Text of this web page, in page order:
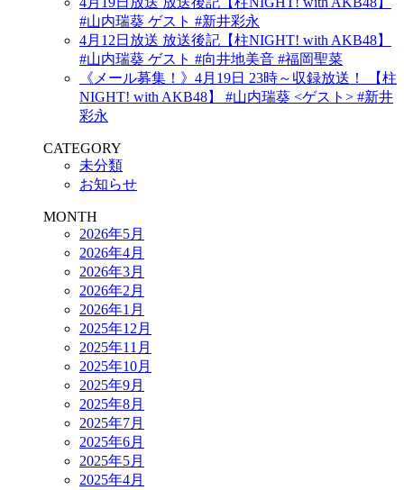
#山内瑞葵 ゲスト #新井彩永
4月12日放送 放送後記【柱NIGHT! with AKB48】
#山内瑞葵 ゲスト #向井地美音 #福岡聖菜
《メール募集！》4月19日 23時～収録放送！ 【柱
NIGHT! with AKB48】 #山内瑞葵 <ゲスト> #新井
彩永
CATEGORY
未分類
お知らせ
MONTH
2026年5月
2026年4月
2026年3月
2026年2月
2026年1月
2025年12月
2025年11月
2025年10月
2025年9月
2025年8月
2025年7月
2025年6月
2025年5月
2025年4月